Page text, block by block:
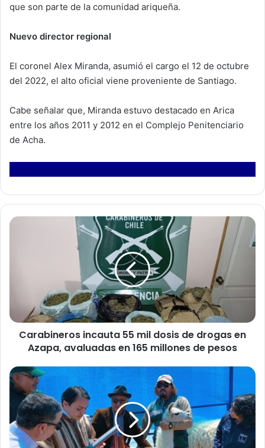
que son parte de la comunidad ariqueña.
Nuevo director regional
El coronel Alex Miranda, asumió el cargo el 12 de octubre
del 2022, el alto oficial viene proveniente de Santiago.
Cabe señalar que, Miranda estuvo destacado en Arica
entre los años 2011 y 2012 en el Complejo Penitenciario
de Acha.
C
r
n
c
t
a
5
Carabineros incauta 55 mil dosis de drogas en
Azapa, avaluadas en 165 millones de pesos
P
i
e
r